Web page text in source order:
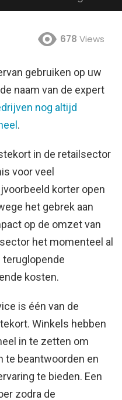
678 Views
gebruiken op uw
naam van de expert
nog altijd
.
in de retailsector
voor veel
korter open
het gebrek aan
op de omzet van
het momenteel al
kosten.
is één van de
Winkels hebben
in te zetten om
te beantwoorden en
te bieden. Een
zodra de